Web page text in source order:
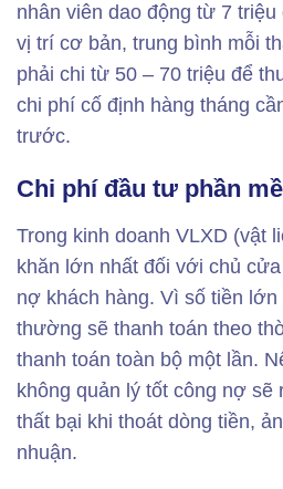
nhân viên dao động từ 7
vị trí cơ bản, trung bình mỗi
phải chi từ 50 – 70 triệu để
chi phí cố định hàng tháng
trước.
Chi phí đầu tư phần
Trong kinh doanh VLXD (vật
khăn lớn nhất đối với chủ
nợ khách hàng. Vì số tiền lớn
thường sẽ thanh toán theo
thanh toán toàn bộ một lần.
không quản lý tốt công nợ sẽ
thất bại khi thoát dòng tiền,
nhuận.